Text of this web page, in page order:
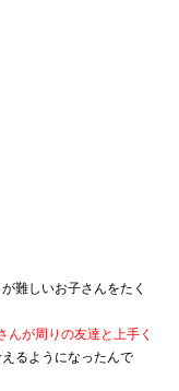
難しいお子さんをたく
んが周りの友達と上手く
えるようになったんで